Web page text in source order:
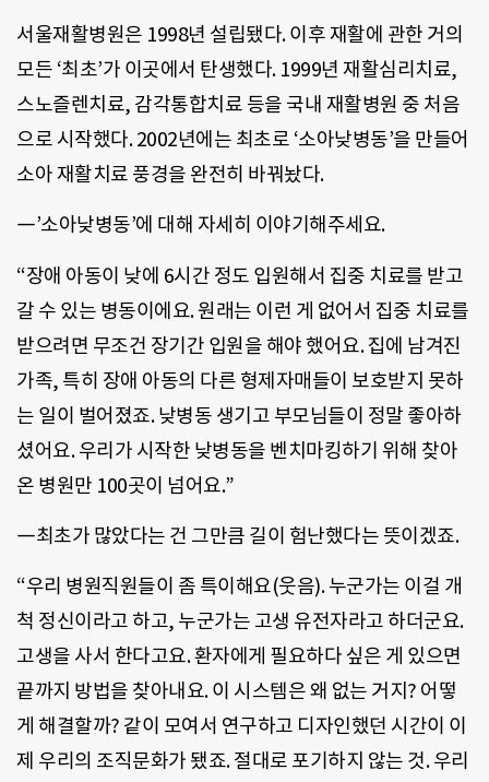
서울재활병원은 1998년 설립됐다. 이후 재활에 관한 거의
모든 ‘최초’가 이곳에서 탄생했다. 1999년 재활심리치료,
스노즐렌치료, 감각통합치료 등을 국내 재활병원 중 처음
으로 시작했다. 2002년에는 최초로 ‘소아낮병동’을 만들어
소아 재활치료 풍경을 완전히 바꿔놨다.
―’소아낮병동’에 대해 자세히 이야기해주세요.
“장애 아동이 낮에 6시간 정도 입원해서 집중 치료를 받고
갈 수 있는 병동이에요. 원래는 이런 게 없어서 집중 치료를
받으려면 무조건 장기간 입원을 해야 했어요. 집에 남겨진
가족, 특히 장애 아동의 다른 형제자매들이 보호받지 못하
는 일이 벌어졌죠. 낮병동 생기고 부모님들이 정말 좋아하
셨어요. 우리가 시작한 낮병동을 벤치마킹하기 위해 찾아
온 병원만 100곳이 넘어요.”
―최초가 많았다는 건 그만큼 길이 험난했다는 뜻이겠죠.
“우리 병원직원들이 좀 특이해요(웃음). 누군가는 이걸 개
척 정신이라고 하고, 누군가는 고생 유전자라고 하더군요.
고생을 사서 한다고요. 환자에게 필요하다 싶은 게 있으면
끝까지 방법을 찾아내요. 이 시스템은 왜 없는 거지? 어떻
게 해결할까? 같이 모여서 연구하고 디자인했던 시간이 이
제 우리의 조직문화가 됐죠. 절대로 포기하지 않는 것. 우리